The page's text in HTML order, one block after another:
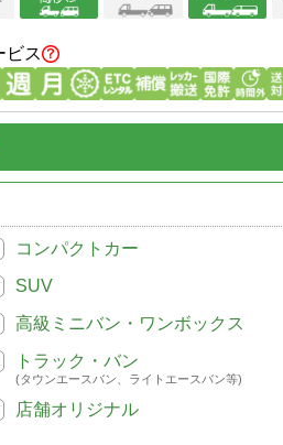
ビス
コンパクトカー
SUV
高級ミニバン・ワンボックス
トラック・バン
(タウンエースバン、ライトエースバン等)
店舗オリジナル